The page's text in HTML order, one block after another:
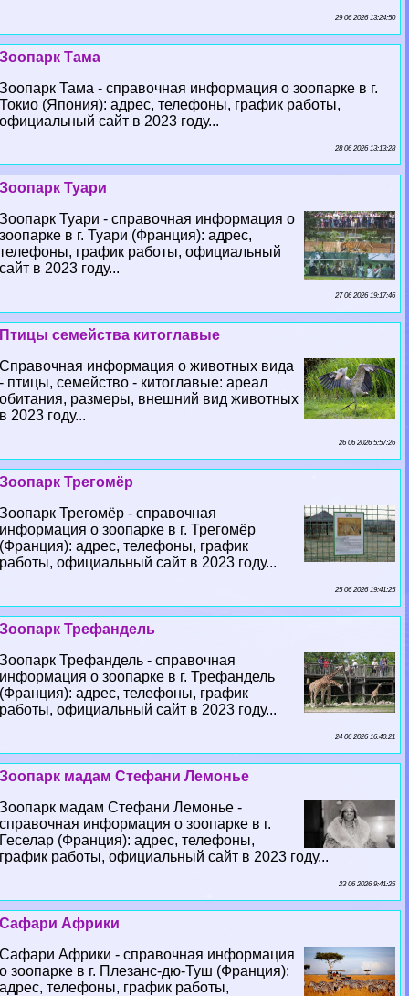
29 06 2026 13:24:50
Зоопарк Тама
Зоопарк Тама - справочная информация о зоопарке в г.
Токио (Япония): адрес, телефоны, график работы,
официальный сайт в 2023 году...
28 06 2026 13:13:28
Зоопарк Туари
Зоопарк Туари - справочная информация о
зоопарке в г. Туари (Франция): адрес,
телефоны, график работы, официальный
сайт в 2023 году...
27 06 2026 19:17:46
Птицы семейства китоглавые
Справочная информация о животных вида
- птицы, семейство - китоглавые: ареал
обитания, размеры, внешний вид животных
в 2023 году...
26 06 2026 5:57:26
Зоопарк Трегомёр
Зоопарк Трегомёр - справочная
информация о зоопарке в г. Трегомёр
(Франция): адрес, телефоны, график
работы, официальный сайт в 2023 году...
25 06 2026 19:41:25
Зоопарк Трефандель
Зоопарк Трефандель - справочная
информация о зоопарке в г. Трефандель
(Франция): адрес, телефоны, график
работы, официальный сайт в 2023 году...
24 06 2026 16:40:21
Зоопарк мадам Стефани Лемонье
Зоопарк мадам Стефани Лемонье -
справочная информация о зоопарке в г.
Геселар (Франция): адрес, телефоны,
график работы, официальный сайт в 2023 году...
23 06 2026 9:41:25
Сафари Африки
Сафари Африки - справочная информация
о зоопарке в г. Плезанс-дю-Туш (Франция):
адрес, телефоны, график работы,